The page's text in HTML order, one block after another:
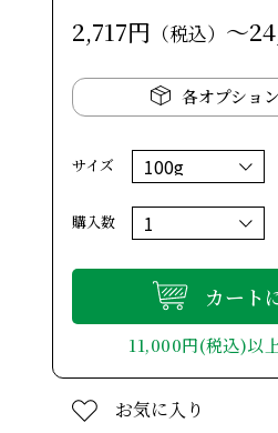
2,717円 （税込） ～
各オプショ
サイズ
購入数
カート
11,000円(税込)以
お気に入り